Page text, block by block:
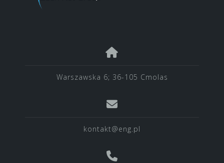
Warszawska 6; 36-105 Cmolas
kontakt@eng.pl